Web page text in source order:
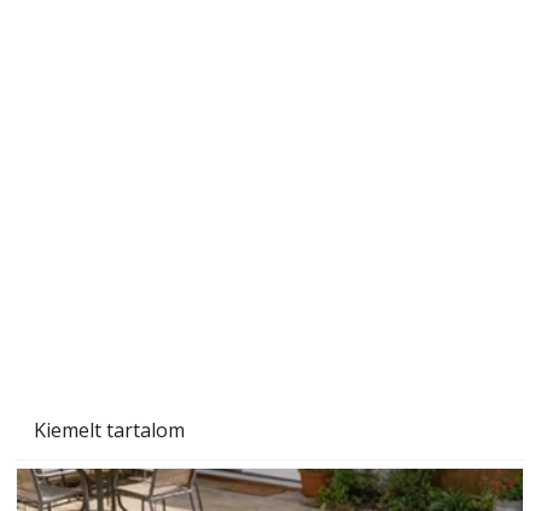
Kiemelt tartalom